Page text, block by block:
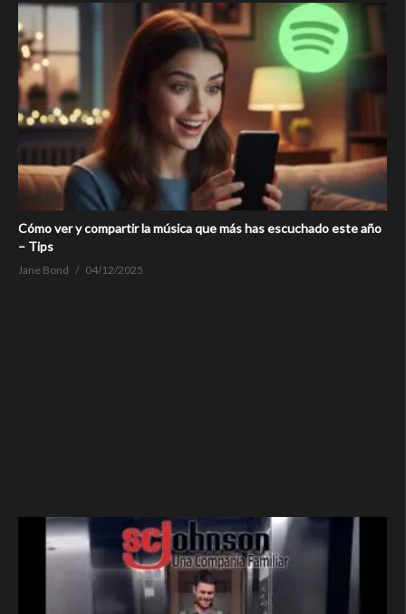
Cómo ver y compartir la música que más has escuchado este año
– Tips
Jane Bond 04/12/2025